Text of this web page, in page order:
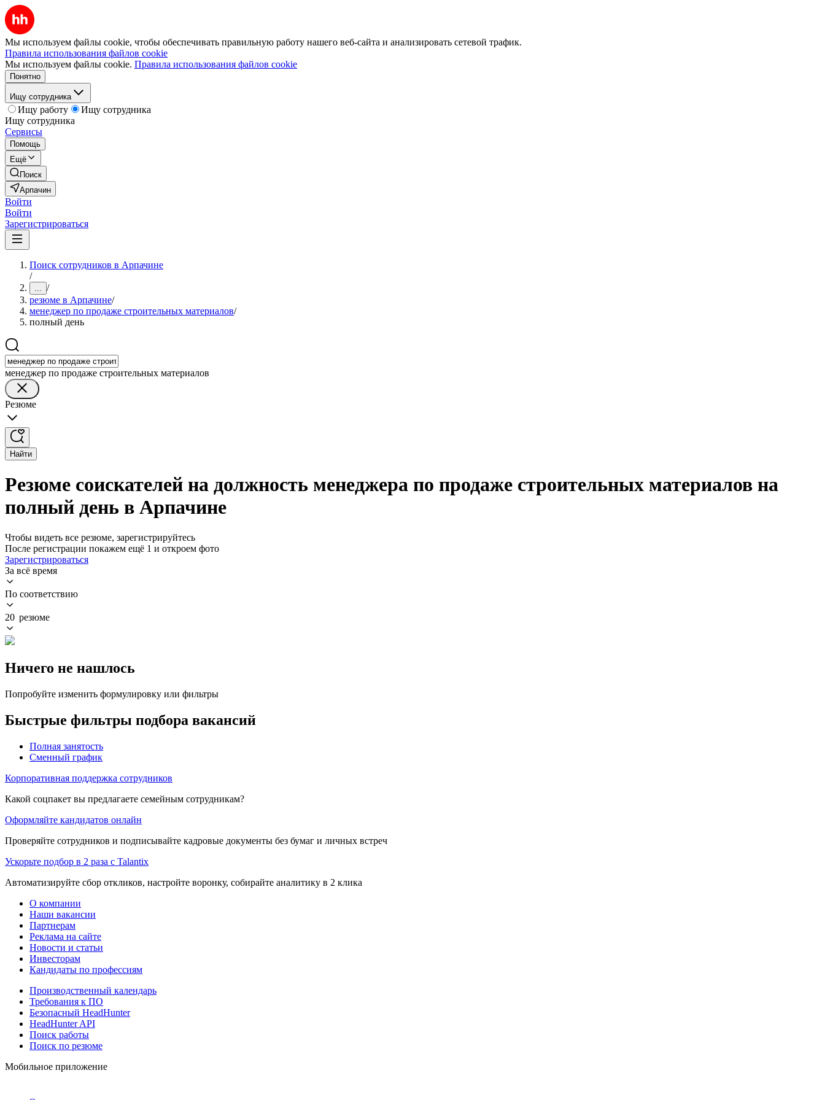
Мы используем файлы cookie, чтобы обеспечивать правильную работу нашего веб-сайта и анализировать сетевой трафик.
Правила использования файлов cookie
Мы используем файлы cookie. Правила использования файлов cookie
Понятно
Ищу сотрудника
Ищу работу
Ищу сотрудника
Ищу сотрудника
Сервисы
Помощь
Ещё
Поиск
Арпачин
Войти
Войти
Зарегистрироваться
Поиск сотрудников в Арпачине
/
... /
резюме в Арпачине/
менеджер по продаже строительных материалов/
полный день
менеджер по продаже строительных материалов
Резюме
Найти
Резюме соискателей на должность менеджера по продаже строительных материалов на
полный день в Арпачине
Чтобы видеть все резюме, зарегистрируйтесь
После регистрации покажем ещё 1 и откроем фото
Зарегистрироваться
За всё время
По соответствию
20 резюме
Ничего не нашлось
Попробуйте изменить формулировку или фильтры
Быстрые фильтры подбора вакансий
Полная занятость
Сменный график
Корпоративная поддержка сотрудников
Какой соцпакет вы предлагаете семейным сотрудникам?
Оформляйте кандидатов онлайн
Проверяйте сотрудников и подписывайте кадровые документы без бумаг и личных встреч
Ускорьте подбор в 2 раза с Talantix
Автоматизируйте сбор откликов, настройте воронку, собирайте аналитику в 2 клика
О компании
Наши вакансии
Партнерам
Реклама на сайте
Новости и статьи
Инвесторам
Кандидаты по профессиям
Производственный календарь
Требования к ПО
Безопасный HeadHunter
HeadHunter API
Поиск работы
Поиск по резюме
Мобильное приложение